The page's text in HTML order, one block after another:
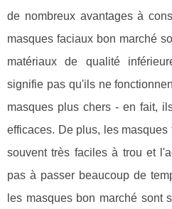
de nombreux avantages à
masques faciaux bon marché
matériaux de qualité
signifie pas qu'ils ne
masques plus chers - en fait,
efficaces. De plus, les
souvent très faciles à trou et
pas à passer beaucoup de
les masques bon marché sont